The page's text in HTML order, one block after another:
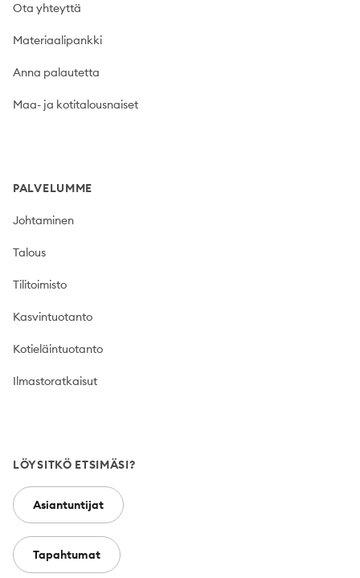
Ota yhteyttä
Materiaalipankki
Anna palautetta
Maa- ja kotitalousnaiset
PALVELUMME
Johtaminen
Talous
Tilitoimisto
Kasvintuotanto
Kotieläintuotanto
Ilmastoratkaisut
LÖYSITKÖ ETSIMÄSI?
Asiantuntijat
Tapahtumat